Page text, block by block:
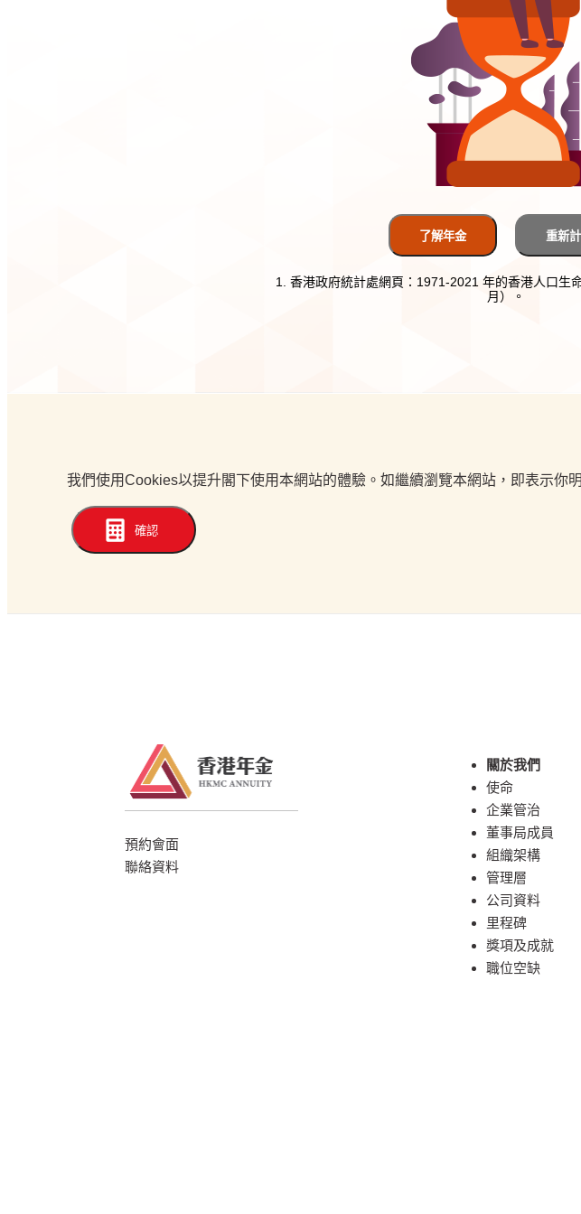
了解年金 重新
1. 香港政府統計處網頁：1971-2021 年的香港人口生
月）。
我們使用Cookies以提升閣下使用本網站的體驗。如繼續瀏覽本網站，即表示
確認
預約會面
聯絡資料
關於我們
使命
企業管治
董事局成員
組織架構
管理層
公司資料
里程碑
獎項及成就
職位空缺